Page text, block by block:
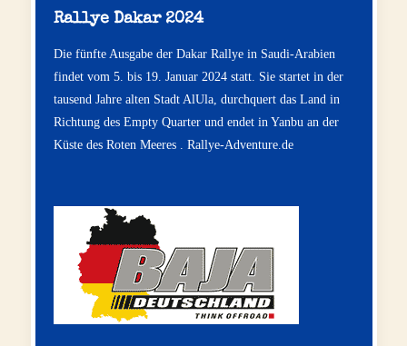
Rallye Dakar 2024
Die fünfte Ausgabe der Dakar Rallye in Saudi-Arabien
findet vom 5. bis 19. Januar 2024 statt. Sie startet in der
tausend Jahre alten Stadt AlUla, durchquert das Land in
Richtung des Empty Quarter und endet in Yanbu an der
Küste des Roten Meeres . Rallye-Adventure.de